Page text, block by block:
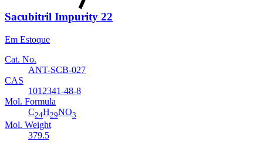
Sacubitril Impurity 22
Em Estoque
Cat. No.
ANT-SCB-027
CAS
1012341-48-8
Mol. Formula
C24H29NO3
Mol. Weight
379.5